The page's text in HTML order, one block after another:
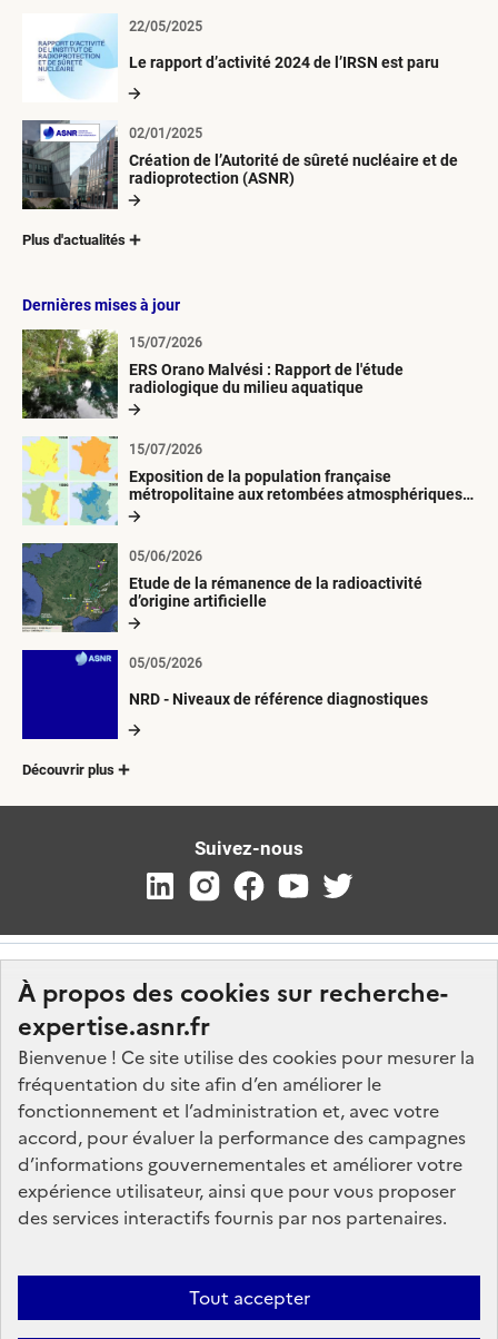
À propos des cookies sur recherche-
expertise.asnr.fr
Bienvenue ! Ce site utilise des cookies pour mesurer la
fréquentation du site afin d’en améliorer le
fonctionnement et l’administration et, avec votre
accord, pour évaluer la performance des campagnes
d’informations gouvernementales et améliorer votre
expérience utilisateur, ainsi que pour vous proposer
des services interactifs fournis par nos partenaires.
Tout accepter
Le rapport d’activité 2024 de l’IRSN est paru
22/05/2025
Création de l’Autorité de sûreté nucléaire et de
radioprotection (ASNR)
02/01/2025
Plus d'actualités
Dernières mises à jour
ERS Orano Malvési : Rapport de l'étude
radiologique du milieu aquatique
15/07/2026
Exposition de la population française
métropolitaine aux retombées atmosphériques
radioactives depuis 1945
15/07/2026
Etude de la rémanence de la radioactivité
d’origine artificielle
05/06/2026
NRD - Niveaux de référence diagnostiques
05/05/2026
Découvrir plus
Suivez-nous
Nos marchés
Nos offres d'emploi
FAQ
Glossaire
Plan du site